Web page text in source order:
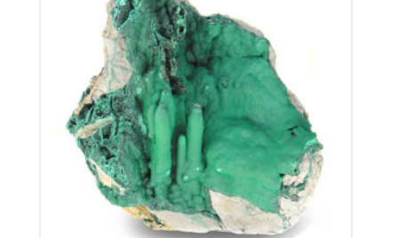
Stalactite de Malachite
380€